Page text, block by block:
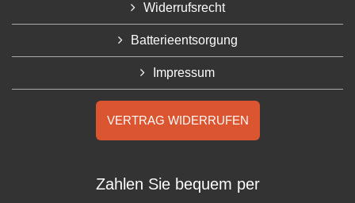
Widerrufsrecht
Batterieentsorgung
Impressum
VERTRAG WIDERRUFEN
Zahlen Sie bequem per